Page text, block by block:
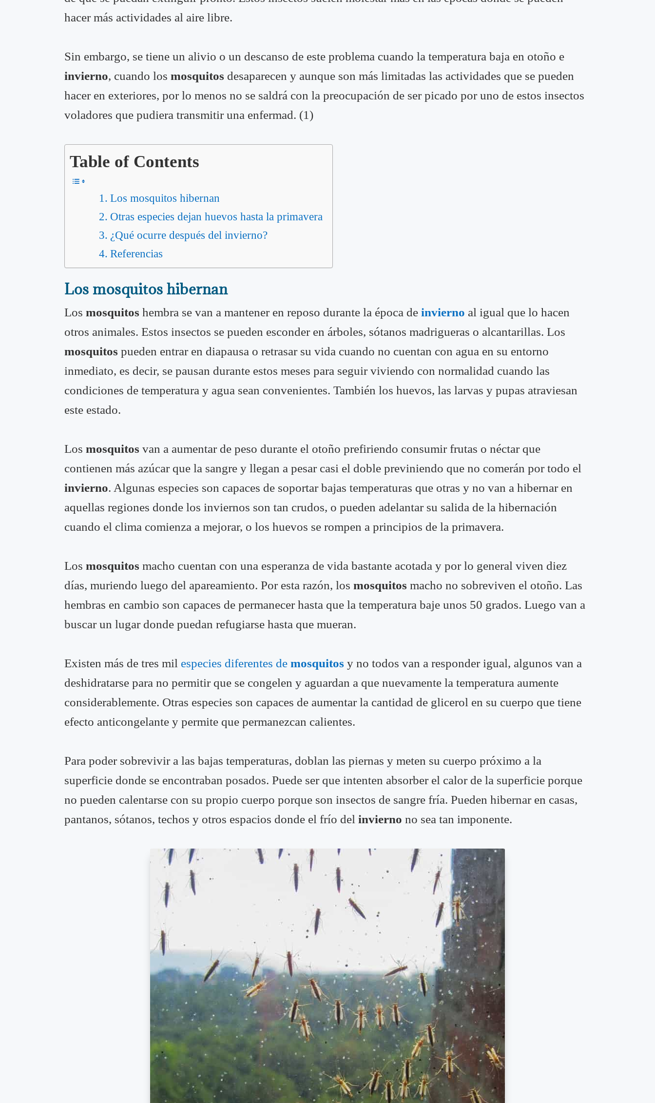
hacer más actividades al aire libre.
Sin embargo, se tiene un alivio o un descanso de este problema cuando la temperatura baja en otoño e
invierno, cuando los mosquitos desaparecen y aunque son más limitadas las actividades que se pueden
hacer en exteriores, por lo menos no se saldrá con la preocupación de ser picado por uno de estos insectos
voladores que pudiera transmitir una enfermad. (1)
Table of Contents
Los mosquitos hibernan
Otras especies dejan huevos hasta la primavera
¿Qué ocurre después del invierno?
Referencias
Los mosquitos hibernan
Los mosquitos hembra se van a mantener en reposo durante la época de invierno al igual que lo hacen
otros animales. Estos insectos se pueden esconder en árboles, sótanos madrigueras o alcantarillas. Los
mosquitos pueden entrar en diapausa o retrasar su vida cuando no cuentan con agua en su entorno
inmediato, es decir, se pausan durante estos meses para seguir viviendo con normalidad cuando las
condiciones de temperatura y agua sean convenientes. También los huevos, las larvas y pupas atraviesan
este estado.
Los mosquitos van a aumentar de peso durante el otoño prefiriendo consumir frutas o néctar que
contienen más azúcar que la sangre y llegan a pesar casi el doble previniendo que no comerán por todo el
invierno. Algunas especies son capaces de soportar bajas temperaturas que otras y no van a hibernar en
aquellas regiones donde los inviernos son tan crudos, o pueden adelantar su salida de la hibernación
cuando el clima comienza a mejorar, o los huevos se rompen a principios de la primavera.
Los mosquitos macho cuentan con una esperanza de vida bastante acotada y por lo general viven diez
días, muriendo luego del apareamiento. Por esta razón, los mosquitos macho no sobreviven el otoño. Las
hembras en cambio son capaces de permanecer hasta que la temperatura baje unos 50 grados. Luego van a
buscar un lugar donde puedan refugiarse hasta que mueran.
Existen más de tres mil especies diferentes de mosquitos y no todos van a responder igual, algunos van a
deshidratarse para no permitir que se congelen y aguardan a que nuevamente la temperatura aumente
considerablemente. Otras especies son capaces de aumentar la cantidad de glicerol en su cuerpo que tiene
efecto anticongelante y permite que permanezcan calientes.
Para poder sobrevivir a las bajas temperaturas, doblan las piernas y meten su cuerpo próximo a la
superficie donde se encontraban posados. Puede ser que intenten absorber el calor de la superficie porque
no pueden calentarse con su propio cuerpo porque son insectos de sangre fría. Pueden hibernar en casas,
pantanos, sótanos, techos y otros espacios donde el frío del invierno no sea tan imponente.